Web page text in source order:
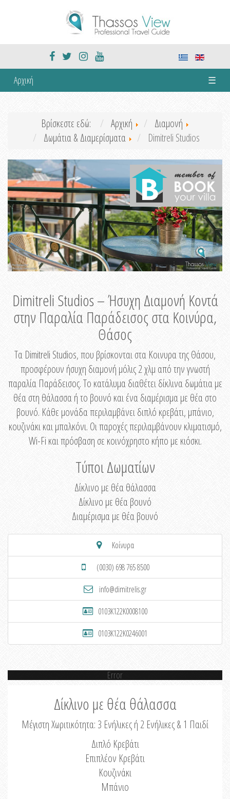
Αρχική ☰
Βρίσκεστε εδώ: Αρχική
Διαμονή
Δωμάτια & Διαμερίσματα
Dimitreli Studios
Dimitreli Studios – Ήσυχη Διαμονή Κοντά
στην Παραλία Παράδεισος στα Κοινύρα,
Θάσος
Τα Dimitreli Studios, που βρίσκονται στα Κοινυρα της Θάσου,
προσφέρουν ήσυχη διαμονή μόλις 2 χλμ από την γνωστή
παραλία Παράδεισος. Το κατάλυμα διαθέτει δίκλινα δωμάτια με
θέα στη θάλασσα ή το βουνό και ένα διαμέρισμα με θέα στο
βουνό. Κάθε μονάδα περιλαμβάνει διπλό κρεβάτι, μπάνιο,
κουζινάκι και μπαλκόνι. Οι παροχές περιλαμβάνουν κλιματισμό,
Wi-Fi και πρόσβαση σε κοινόχρηστο κήπο με κιόσκι.
Τύποι Δωματίων
Δίκλινο με θέα θάλασσα
Δίκλινο με θέα βουνό
Διαμέρισμα με θέα βουνό
Κοίνυρα
(0030) 698 765 8500
info@dimitrelis.gr
0103K122K0008100
0103K122K0246001
Error
Δίκλινο με θέα θάλασσα
Μέγιστη Χωριτικότητα: 3 Ενήλικες ή 2 Ενήλικες & 1 Παιδί
Διπλό Κρεβάτι
Επιπλέον Κρεβάτι
Κουζινάκι
Μπάνιο